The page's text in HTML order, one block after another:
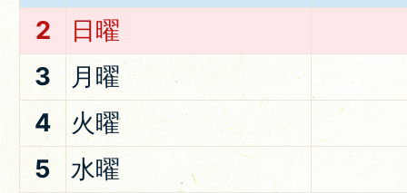
2
日曜
3
月曜
4
火曜
5
水曜